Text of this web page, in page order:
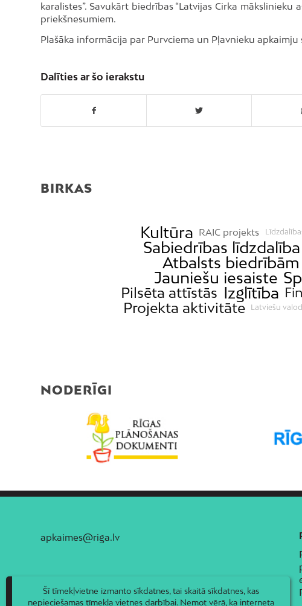
karalistes”. Savukārt biedrības “Latvijas Cirka
priekšnesumiem.
Plašāka informācija par Purvciema un Pļavnieku apkaimju
Dalīties ar šo ierakstu
BIRKAS
Kultūra RAIC projekts
Sabiedrības līdzdalība
Atbalsts biedrībām
Jauniešu iesaiste
Pilsēta attīstās Izglītība
Projekta aktivitāte Latviešu
NODERĪGI
apkaimes@riga.lv
Šī tīmekļvietne izmanto sīkdatnes, tai skaitā sīkdatnes, kas
nepieciešamas tīmekļa vietnes darbībai. Ņemot vērā, ka interneta